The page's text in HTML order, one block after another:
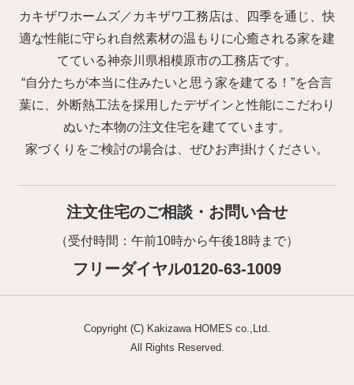
カキザワホームズ／カキザワ工務店は、四季を通じ、快
適な性能に守られ自然素材の温もりに心癒される家を建
てている神奈川県相模原市の工務店です。
“自分たちが本当に住みたいと思う家を建てる！”を合言
葉に、外断熱工法を採用したデザインと性能にこだわり
ぬいた本物の注文住宅を建てています。
家づくりをご検討の場合は、ぜひお声掛けください。
注文住宅のご相談・お問い合せ
（受付時間：午前10時から午後18時まで）
フリーダイヤル0120-63-1009
Copyright (C) Kakizawa HOMES co.,Ltd.
All Rights Reserved.